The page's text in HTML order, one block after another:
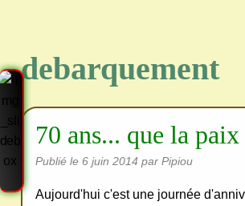
debarquement
70 ans... que la
Publié le 6 juin 2014 par Pipiou
Aujourd'hui c'est une journée